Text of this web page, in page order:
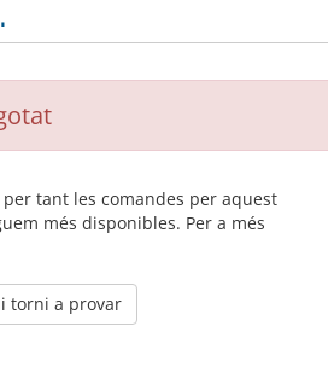
tant les comandes per aquest
més disponibles. Per a més
torni a provar